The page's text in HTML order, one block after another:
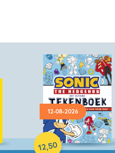
12-08-2026
12,50
Paperback